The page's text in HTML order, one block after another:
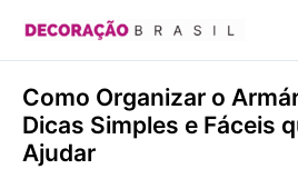
conteúdo
Como Organizar o
Dicas Simples e Fáceis
Ajudar